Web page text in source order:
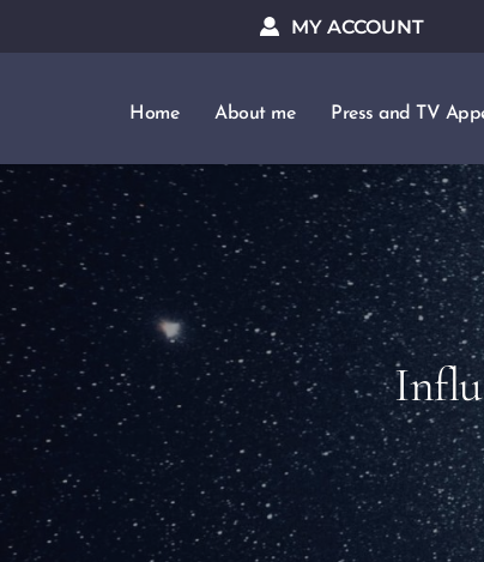
MY ACCOUNT
Home About me Press and TV